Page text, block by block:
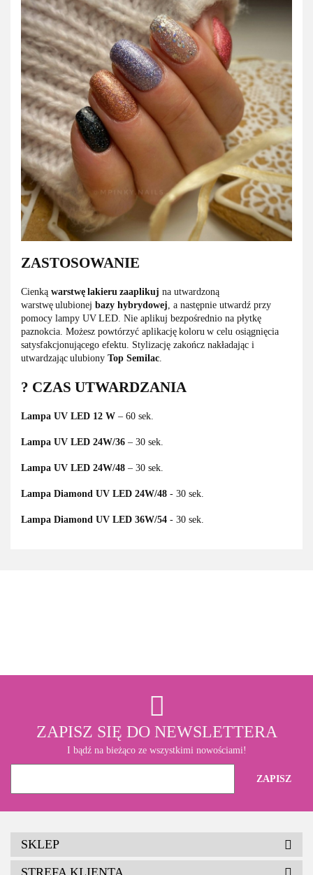
ZASTOSOWANIE
Cienką warstwę lakieru zaaplikuj na utwardzoną
warstwę ulubionej bazy hybrydowej, a następnie utwardź przy
pomocy lampy UV LED. Nie aplikuj bezpośrednio na płytkę
paznokcia. Możesz powtórzyć aplikację koloru w celu osiągnięcia
satysfakcjonującego efektu. Stylizację zakończ nakładając i
utwardzając ulubiony Top Semilac.
? CZAS UTWARDZANIA
Lampa UV LED 12 W – 60 sek.
Lampa UV LED 24W/36 – 30 sek.
Lampa UV LED 24W/48 – 30 sek.
Lampa Diamond UV LED 24W/48 - 30 sek.
Lampa Diamond UV LED 36W/54 - 30 sek.
ZAPISZ SIĘ DO NEWSLETTERA
I bądź na bieżąco ze wszystkimi nowościami!
SKLEP